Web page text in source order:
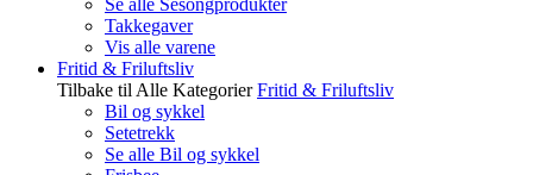
Se alle Sesongprodukter
Takkegaver
Vis alle varene
Fritid & Friluftsliv
Tilbake til Alle Kategorier Fritid & Friluftsliv
Bil og sykkel
Setetrekk
Se alle Bil og sykkel